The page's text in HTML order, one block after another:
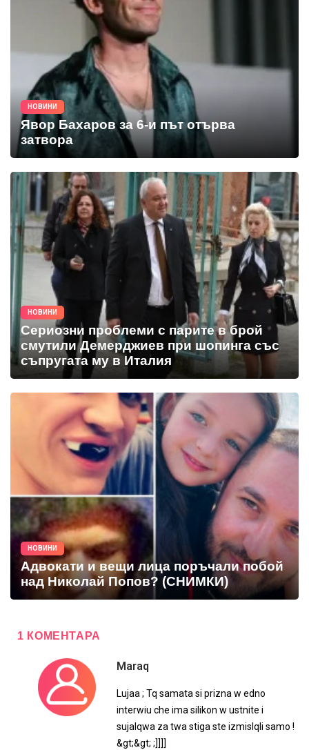
НОВИНИ
Явор Бахаров за 6-и път отърва
затвора
НОВИНИ
Сериозни проблеми с парите в брой
смутили Демерджиев при шопинга със
съпругата му в Италия
НОВИНИ
Адвокати и вещи лица поръчали побой
над Николай Попов? (СНИМКИ)
1 КОМЕНТАРА
Maraq
Lujaa ; Tq samata si prizna w edno
interwiu che ima silikon w ustnite i
sujalqwa za twa stiga ste izmislqli samo !
&gt;&gt; ;]]]]